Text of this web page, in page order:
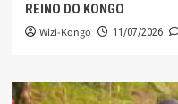
REINO DO KONGO
Wizi-Kongo 11/07/2026